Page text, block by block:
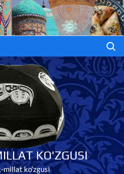
KO'ZGUSI
ko'zgusi